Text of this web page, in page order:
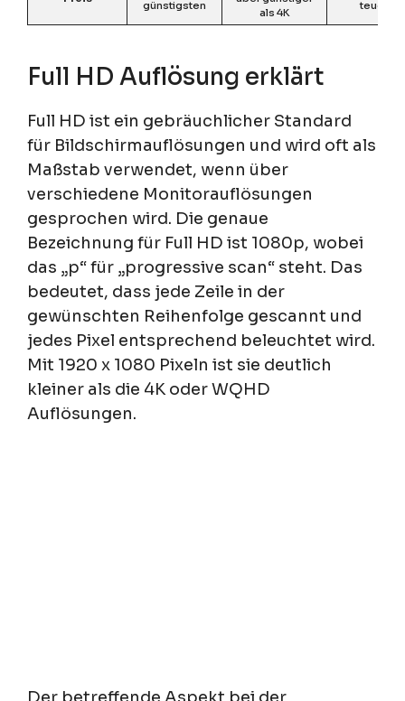
günstigsten
als 4K
Full HD Auflösung erklärt
Full HD ist ein gebräuchlicher Standard
für Bildschirmauflösungen und wird oft als
Maßstab verwendet, wenn über
verschiedene Monitorauflösungen
gesprochen wird. Die genaue
Bezeichnung für Full HD ist 1080p, wobei
das „p“ für „progressive scan“ steht. Das
bedeutet, dass jede Zeile in der
gewünschten Reihenfolge gescannt und
jedes Pixel entsprechend beleuchtet wird.
Mit 1920 x 1080 Pixeln ist sie deutlich
kleiner als die 4K oder WQHD
Auflösungen.